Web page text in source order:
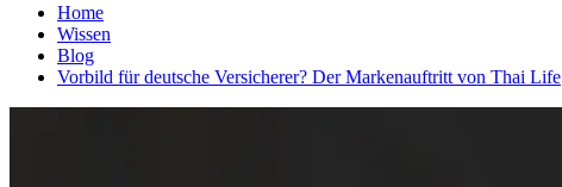
Home
Wissen
Blog
Vorbild für deutsche Versicherer? Der Markenauftritt von Thai Life